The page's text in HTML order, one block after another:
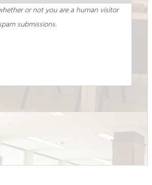
or not you are a human visitor
submissions.